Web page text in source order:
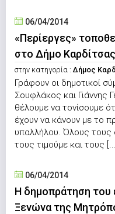
06/04/2014
«Περίεργες»
στο Δήμο Καρδίτσας
στην κατηγορία : Δήμος
Γράφουν οι δημοτικοί
Σουφλάκος και Γιάννης
θέλουμε να τονίσουμε
έχουν να κάνουν με το
υπαλλήλου. Όλους τους
τους τιμούμε και τους [...]
06/04/2014
Η δημοπράτηση του
Ξενώνα της